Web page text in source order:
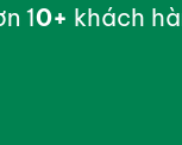
10+khách